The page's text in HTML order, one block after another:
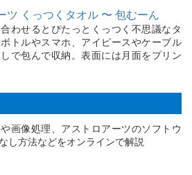
ツ くっつくタオル 〜 包むーん
わせるとぴたっとくっつく不思議なタ
トルやスマホ、アイピースやケーブル
で包んで収納。表面には月面をプリン
画像処理、アストロアーツのソフトウ
し方法などをオンラインで解説